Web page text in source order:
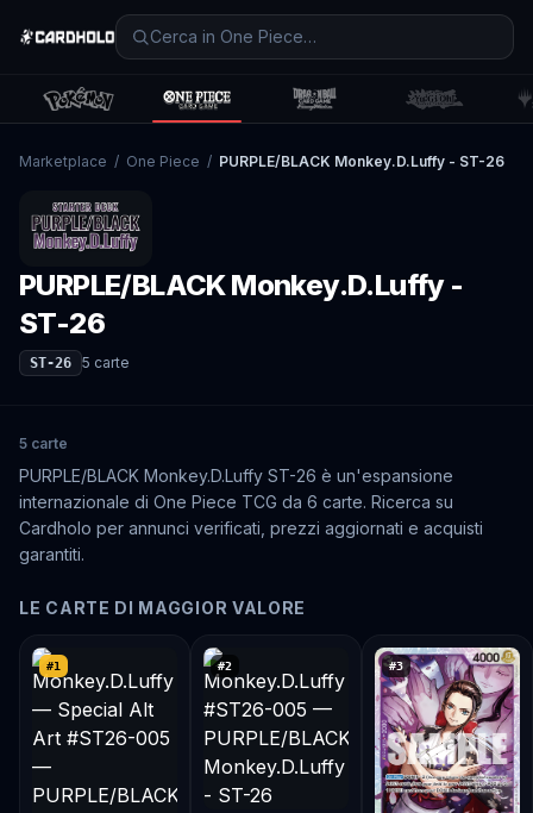
Marketplace / One Piece / PURPLE/BLACK Monkey.D.Luffy - ST-26
PURPLE/BLACK Monkey.D.Luffy -
ST-26
ST-26 5 carte
5 carte
PURPLE/BLACK Monkey.D.Luffy ST-26 è un'espansione
internazionale di One Piece TCG da 6 carte. Ricerca su
Cardholo per annunci verificati, prezzi aggiornati e acquisti
garantiti.
LE CARTE DI MAGGIOR VALORE
#1 #2 #3